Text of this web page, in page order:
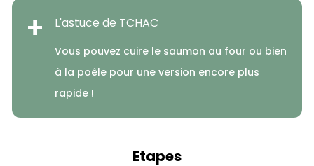
+ L'astuce de TCHAC
Vous pouvez cuire le saumon au four ou bien
à la poêle pour une version encore plus
rapide !
Etapes